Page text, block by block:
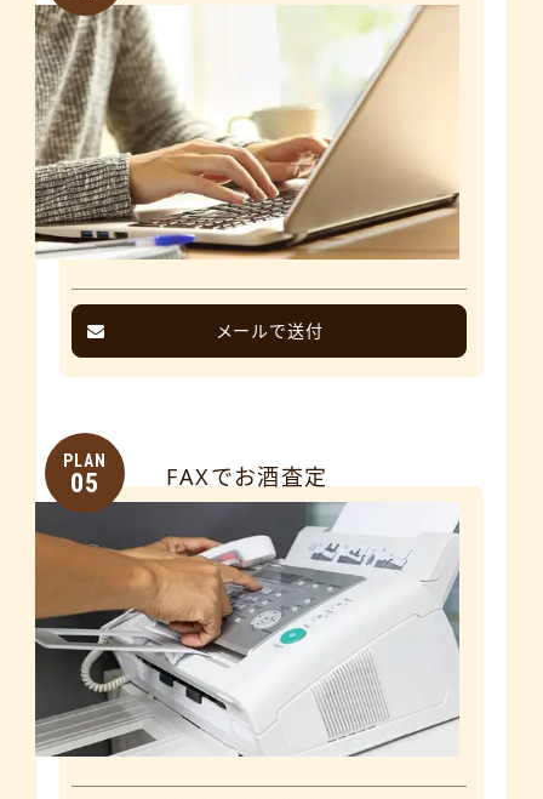
メールで送付
PLAN
05 FAXでお酒査定